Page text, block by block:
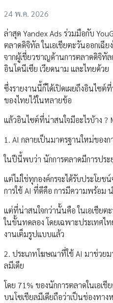
24 พ.ค. 2026
ล่าสุด Yandex Ads ร่วมมือกับ
ตลาดดิจิทัล ในเอเชียตะวันออกเฉี
จากผู้เชี่ยวชาญด้านการตลาดดิจิทั
อินโดนีเซีย เวียดนาม และไทยด้วย
ซึ่งรายงานนี้ก็ได้เปิดเผยถึงอินไซต์
ของไทยไว้ในหลายข้อ
แล้วอินไซต์ที่น่าสนใจมีอะไรบ้าง ?
1. AI กลายเป็นมาตรฐานใหม่ของก
ในปีนี้พบว่า นักการตลาดมีการประ
แต่ไม่ใช่ทุกองค์กรจะได้รับประโยช
การใช้ AI ที่ดีคือ การมีความพร้อม
แต่ที่น่าสนใจกว่านั้นคือ ในเอเชียต
ในขั้นทดลอง โดยเฉพาะประเทศ
งานเต็มรูปแบบแล้ว
2. ประเภทโฆษณาที่ใช้ AI มาช่วย
ลมีเดีย
โดย 71% ของนักการตลาดในเอเ
บนโซเชียลมีเดียถือว่าเป็นช่องทาง